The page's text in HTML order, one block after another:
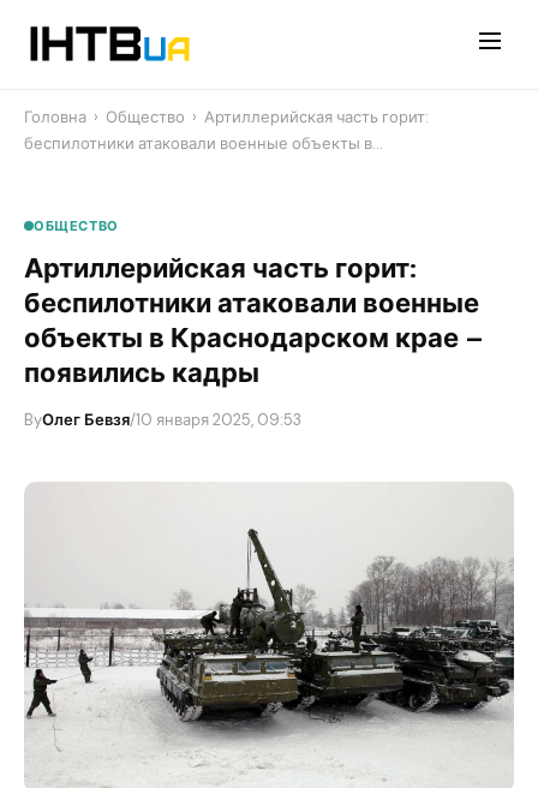
Головна › Общество › ​Артиллерийская часть горит:
беспилотники атаковали военные объекты в…
ОБЩЕСТВО
​Артиллерийская часть горит:
беспилотники атаковали военные
объекты в Краснодарском крае –
появились кадры
ByОлег Бевзя/10 января 2025, 09:53